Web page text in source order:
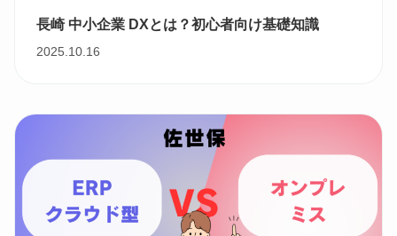
長崎 中小企業 DXとは？初心者向け基礎知識
2025.10.16